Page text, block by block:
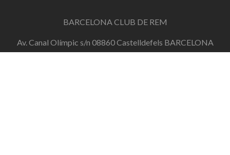
BARCELONA CLUB DE REM
Av. Canal Olímpic s/n 08860 Castelldefels BARCELONA